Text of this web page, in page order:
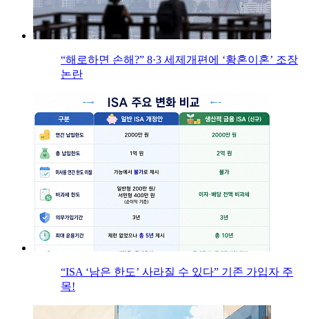
“해로하면 손해?” 8·3 세제개편에 ‘황혼이혼’ 조장
논란
“ISA ‘남은 한도’ 사라질 수 있다” 기존 가입자 주
목!